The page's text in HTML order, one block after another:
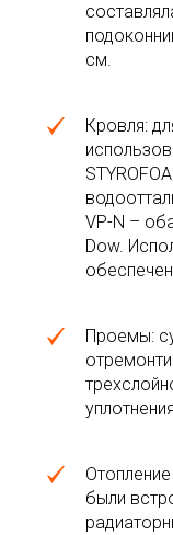
см.
Кровля:
VP-N –
Dow.
Проемы:
были